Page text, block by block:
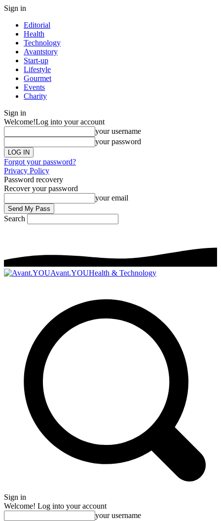
Sign in
Editorial
Health
Technology
Avantstory
Start-up
Lifestyle
Gourmet
Events
Charity
Sign in
Welcome!Log into your account
your username
your password
Forgot your password?
Privacy Policy
Password recovery
Recover your password
your email
Search
Avant.YOUHealth & Technology
Sign in
Welcome! Log into your account
your username